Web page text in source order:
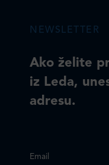
NEWSLETTER
Ako želite
iz Leda,
adresu.
Email